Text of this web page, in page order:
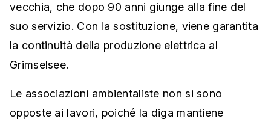
vecchia, che dopo 90 anni giunge alla fine del
suo servizio. Con la sostituzione, viene garantita
la continuità della produzione elettrica al
Grimselsee.
Le associazioni ambientaliste non si sono
opposte ai lavori, poiché la diga mantiene